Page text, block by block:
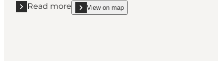
Read more
Read more "Kærlighed og Ko"
View on map
show Kærlighed og Ko on_map